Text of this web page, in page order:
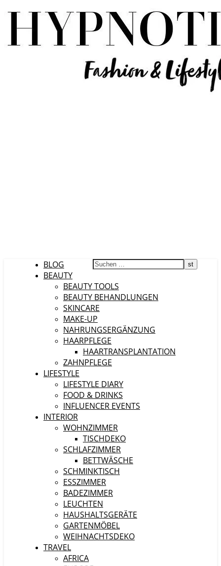
BLOG
BEAUTY
BEAUTY TOOLS
BEAUTY BEHANDLUNGEN
SKINCARE
MAKE-UP
NAHRUNGSERGÄNZUNG
HAARPFLEGE
HAARTRANSPLANTATION
ZAHNPFLEGE
LIFESTYLE
LIFESTYLE DIARY
FOOD & DRINKS
INFLUENCER EVENTS
INTERIOR
WOHNZIMMER
TISCHDEKO
SCHLAFZIMMER
BETTWÄSCHE
SCHMINKTISCH
ESSZIMMER
BADEZIMMER
LEUCHTEN
HAUSHALTSGERÄTE
GARTENMÖBEL
WEIHNACHTSDEKO
TRAVEL
AFRICA